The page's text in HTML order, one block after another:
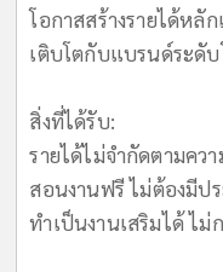
โอกาสสร้างรายได้ห
เติบโตกับแบรนด์ระดับ
​สิ่งที่ได้รับ:
รายได้ไม่จำกัดตามคว
สอนงานฟรี ไม่ต้องมีป
ทำเป็นงานเสริมได้ ไ